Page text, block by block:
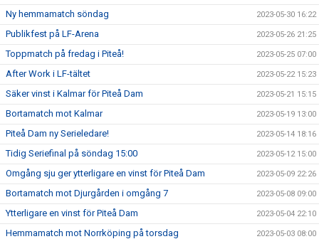
Ny hemmamatch söndag 2023-05-30 16:22
Publikfest på LF-Arena 2023-05-26 21:25
Toppmatch på fredag i Piteå! 2023-05-25 07:00
After Work i LF-tältet 2023-05-22 15:23
Säker vinst i Kalmar för Piteå Dam 2023-05-21 15:15
Bortamatch mot Kalmar 2023-05-19 13:00
Piteå Dam ny Serieledare! 2023-05-14 18:16
Tidig Seriefinal på söndag 15:00 2023-05-12 15:00
Omgång sju ger ytterligare en vinst för Piteå Dam 2023-05-09 22:26
Bortamatch mot Djurgården i omgång 7 2023-05-08 09:00
Ytterligare en vinst för Piteå Dam 2023-05-04 22:10
Hemmamatch mot Norrköping på torsdag 2023-05-03 08:00